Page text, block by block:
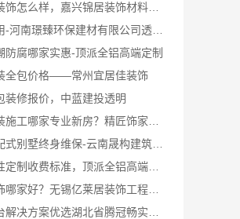
防腐哪家实惠-顶派全铝高端定制
全包价格——常州宜居佳装饰
装修报价，中蓝建投透明